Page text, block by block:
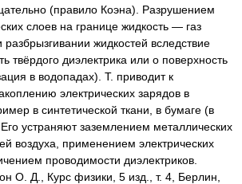
(правило Коэна). Разрушением
слоев на границе жидкость — газ
жидкостей вследствие
твёрдого диэлектрика или о поверхность
в водопадах). Т. приводит к
электрических зарядов в
в синтетической ткани, в бумаге (в
устраняют заземлением металлических
воздуха, применением электрических
проводимости диэлектриков.
О. Д., Курс физики, 5 изд., т. 4, Берлин,